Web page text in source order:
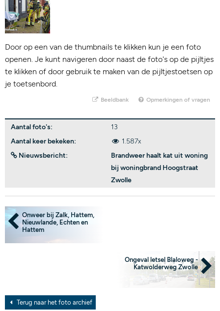
Door op een van de thumbnails te klikken kun je een foto
openen. Je kunt navigeren door naast de foto's op de pijltjes
te klikken of door gebruik te maken van de pijltjestoetsen op
je toetsenbord.
Beeldbank Opmerkingen of vragen
Aantal foto's:
13
Aantal keer bekeken:
1.587x
Nieuwsbericht:
Brandweer haalt kat uit woning
bij woningbrand Hoogstraat
Zwolle
Onweer bij Zalk, Hattem,
Nieuwlande, Echten en
Hattem
Ongeval letsel Blaloweg -
Katwolderweg Zwolle
Terug naar het foto archief